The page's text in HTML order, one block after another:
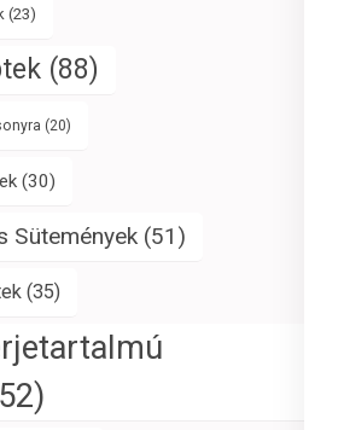
(23)
(88)
(20)
(30)
Sütemények (51)
(35)